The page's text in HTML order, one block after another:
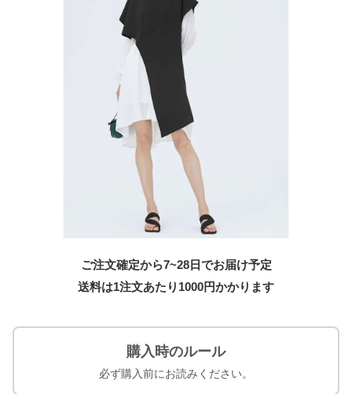
ご注文確定から7~28日でお届け予定
送料は1注文あたり 1000円かかります
購入時のルール
必ず購入前にお読みください。